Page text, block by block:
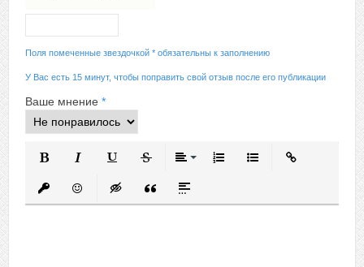
Поля помеченные звездочкой * обязательны к заполнению
У Вас есть 15 минут, чтобы поправить свой отзыв после его публикации
Ваше мнение *
Маркированный
Вставить
Вставить защищенную ссылку
Вставить смайлик
Вставка скрытого текста
Вставка цитаты
Вставка спойлера